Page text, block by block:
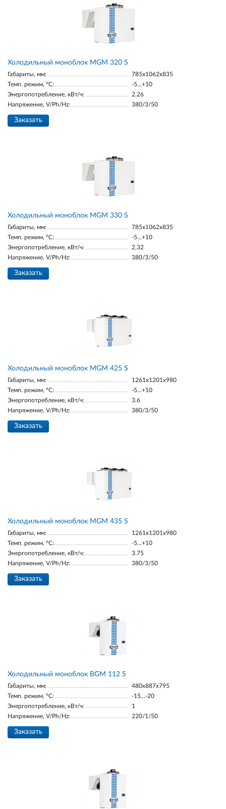
Холодильный моноблок MGM 320 S
Габариты, мм:
785x1062x835
Темп. режим, °С:
-5...+10
Энергопотребление, кВт/ч:
2.26
Напряжение, V/Ph/Hz:
380/3/50
Заказать
Холодильный моноблок MGM 330 S
Габариты, мм:
785x1062x835
Темп. режим, °С:
-5...+10
Энергопотребление, кВт/ч:
2.32
Напряжение, V/Ph/Hz:
380/3/50
Заказать
Холодильный моноблок MGM 425 S
Габариты, мм:
1261x1201x980
Темп. режим, °С:
-5...+10
Энергопотребление, кВт/ч:
3.6
Напряжение, V/Ph/Hz:
380/3/50
Заказать
Холодильный моноблок MGM 435 S
Габариты, мм:
1261x1201x980
Темп. режим, °С:
-5...+10
Энергопотребление, кВт/ч:
3.75
Напряжение, V/Ph/Hz:
380/3/50
Заказать
Холодильный моноблок BGM 112 S
Габариты, мм:
480x887x795
Темп. режим, °С:
-15...-20
Энергопотребление, кВт/ч:
1
Напряжение, V/Ph/Hz:
220/1/50
Заказать